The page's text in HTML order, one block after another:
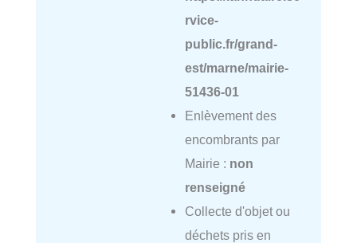
rvice-
public.fr/grand-
est/marne/mairie-
51436-01
Enlèvement des
encombrants par
Mairie : non
renseigné
Collecte d'objet ou
déchets pris en